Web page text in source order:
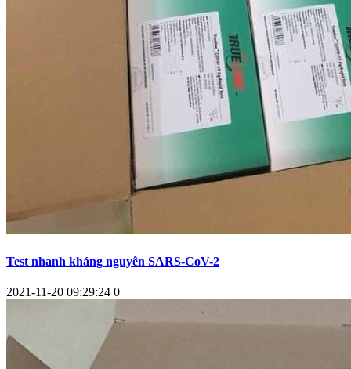
Test nhanh kháng nguyên SARS-CoV-2
2021-11-20 09:29:24 0